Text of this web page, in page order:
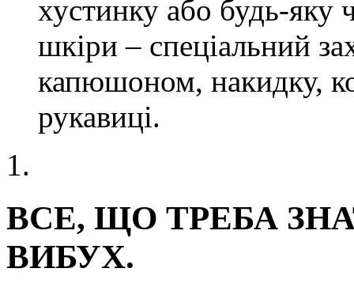
хустинку або будь-яку
шкіри – спеціальний
капюшоном, накидку,
рукавиці.
ВСЕ, ЩО ТРЕБА
ВИБУХ.